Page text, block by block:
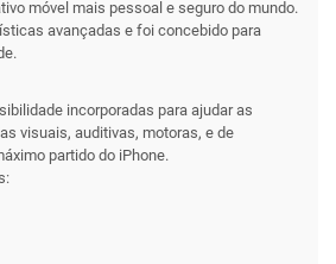
móvel mais pessoal e seguro do mundo.
avançadas e foi concebido para
incorporadas para ajudar as
visuais, auditivas, motoras, e de
partido do iPhone.